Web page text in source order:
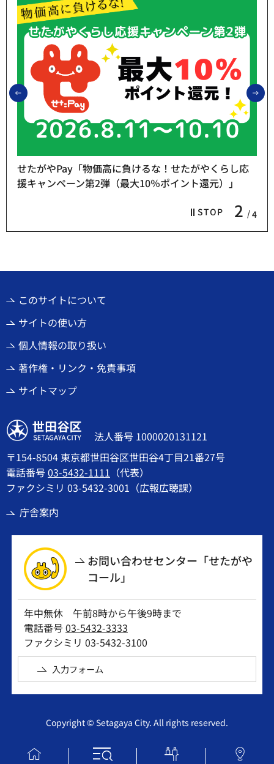
前のスライドを表示
STOP 3 4
くらし応
元）」
熱中症予防「お休み処」をご利用くださ
このサイトについて
サイトの使い方
個人情報の取り扱い
著作権・リンク・免責事項
サイトマップ
世田谷区
法人番号 1000020131121
〒154-8504 東京都世田谷区世田谷4丁目21番27号
電話番号03-5432-1111 （代表）
ファクシミリ 03-5432-3001（広報広聴課）
庁舎案内
お問い合わせセンター「せたがや
コール」
年中無休 午前8時から午後9時まで
電話番号03-5432-3333
ファクシミリ 03-5432-3100
入力フォーム
Copyright © Setagaya City. All rights reserved.